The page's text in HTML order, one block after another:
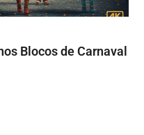
Blocos de Carnaval